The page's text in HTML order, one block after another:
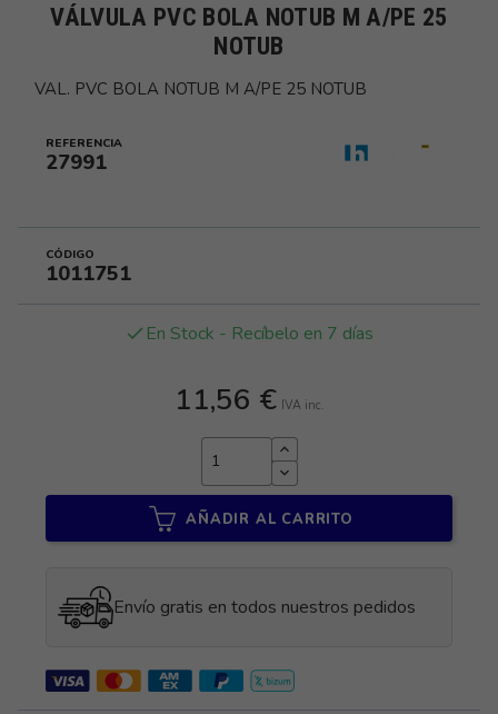
VÁLVULA PVC BOLA NOTUB M A/PE 25
NOTUB
VAL. PVC BOLA NOTUB M A/PE 25 NOTUB
REFERENCIA
27991
CÓDIGO
1011751
done En Stock - Recíbelo en 7 días
11,56 € IVA inc.
AÑADIR AL CARRITO
Envío gratis en todos nuestros pedidos